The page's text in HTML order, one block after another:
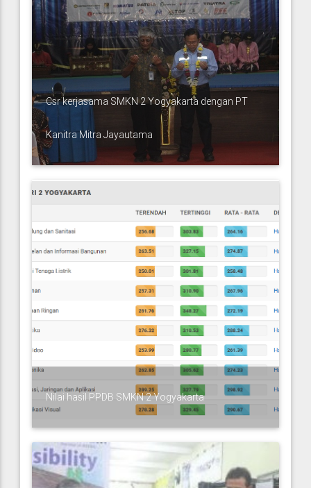
Csr kerjasama SMKN 2 Yogyakarta dengan PT
Kanitra Mitra Jayautama
Nilai hasil PPDB SMKN 2 Yogyakarta